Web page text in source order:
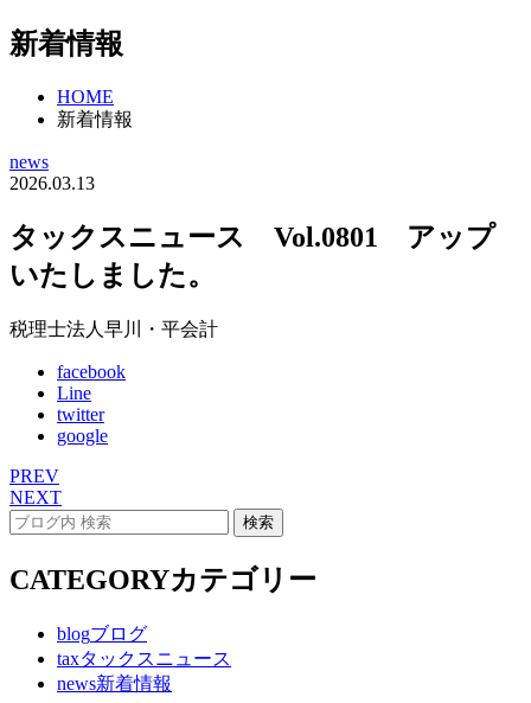
新着情報
HOME
新着情報
news
2026.03.13
タックスニュース Vol.0801 アップ
いたしました。
税理士法人早川・平会計
facebook
Line
twitter
google
PREV
NEXT
CATEGORYカテゴリー
blogブログ
taxタックスニュース
news新着情報